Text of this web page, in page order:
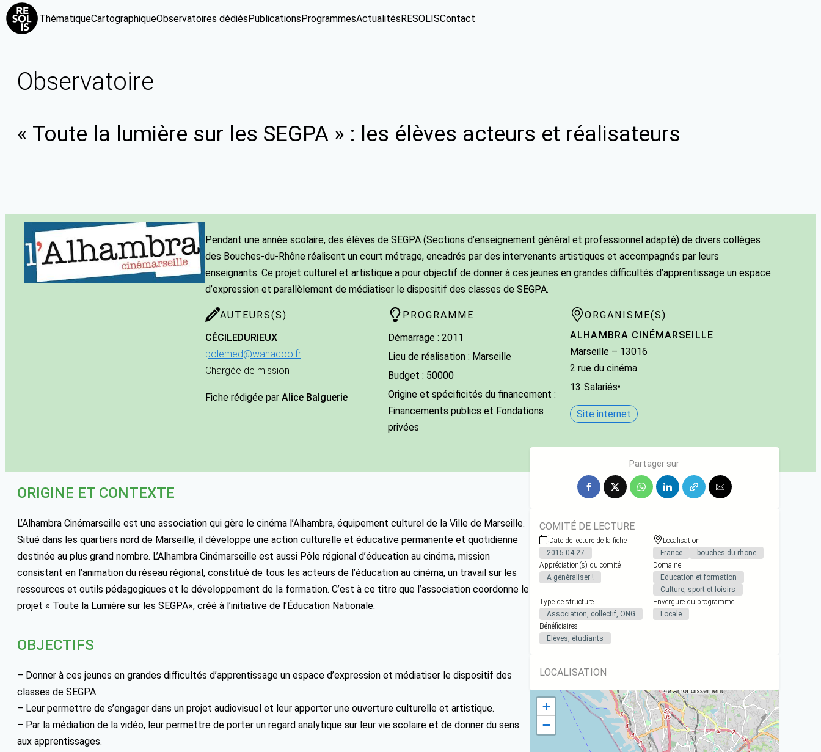
ThématiqueCartographiqueObservatoires dédiésPublicationsProgrammesActualitésRESOLISContact
Observatoire
« Toute la lumière sur les SEGPA » : les élèves acteurs et réalisateurs
Pendant une année scolaire, des élèves de SEGPA (Sections d’enseignement général et professionnel adapté) de divers collèges
des Bouches-du-Rhône réalisent un court métrage, encadrés par des intervenants artistiques et accompagnés par leurs
enseignants. Ce projet culturel et artistique a pour objectif de donner à ces jeunes en grandes difficultés d’apprentissage un espace
d’expression et parallèlement de médiatiser le dispositif des classes de SEGPA.
AUTEURS(S)
CÉCILEDURIEUX
polemed@wanadoo.fr
Chargée de mission
Fiche rédigée par Alice Balguerie
PROGRAMME
Démarrage : 2011
Lieu de réalisation : Marseille
Budget : 50000
Origine et spécificités du financement :
Financements publics et Fondations
privées
ORGANISME(S)
ALHAMBRA CINÉMARSEILLE
Marseille – 13016
2 rue du cinéma
13 Salariés•
Site internet
ORIGINE ET CONTEXTE
L’Alhambra Cinémarseille est une association qui gère le cinéma l’Alhambra, équipement culturel de la Ville de Marseille.
Situé dans les quartiers nord de Marseille, il développe une action culturelle et éducative permanente et quotidienne
destinée au plus grand nombre. L’Alhambra Cinémarseille est aussi Pôle régional d’éducation au cinéma, mission
consistant en l’animation du réseau régional, constitué de tous les acteurs de l’éducation au cinéma, un travail sur les
ressources et outils pédagogiques et le développement de la formation. C’est à ce titre que l’association coordonne le
projet « Toute la Lumière sur les SEGPA», créé à l’initiative de l’Éducation Nationale.
OBJECTIFS
– Donner à ces jeunes en grandes difficultés d’apprentissage un espace d’expression et médiatiser le dispositif des
classes de SEGPA.
– Leur permettre de s’engager dans un projet audiovisuel et leur apporter une ouverture culturelle et artistique.
– Par la médiation de la vidéo, leur permettre de porter un regard analytique sur leur vie scolaire et de donner du sens
aux apprentissages.
Partager sur
COMITÉ DE LECTURE
Date de lecture de la fiche
2015-04-27
Localisation
France
bouches-du-rhone
Appréciation(s) du comité
A généraliser !
Domaine
Education et formation
Culture, sport et loisirs
Type de structure
Association, collectif, ONG
Envergure du programme
Locale
Bénéficiaires
Elèves, étudiants
LOCALISATION
+
−